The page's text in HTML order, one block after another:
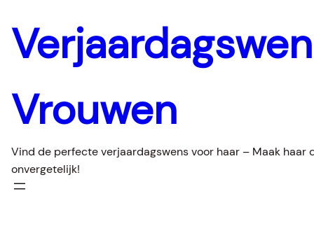
Vrouwen
Vind de perfecte verjaardagswens voor haar – Maak haar
onvergetelijk!